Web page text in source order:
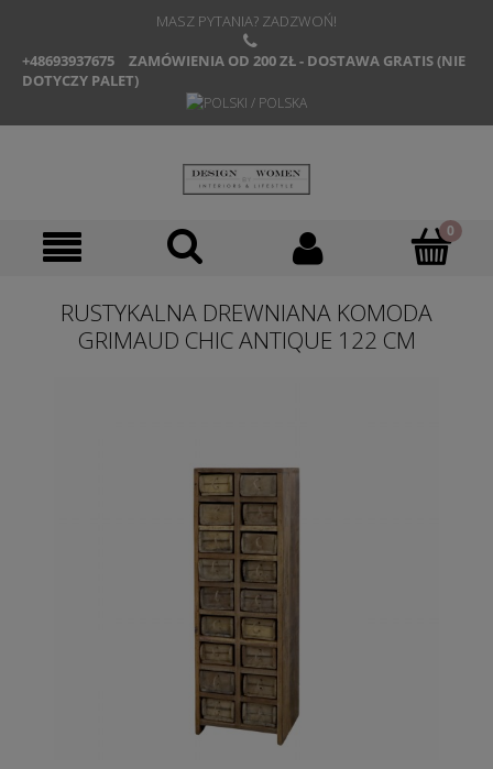
MASZ PYTANIA? ZADZWOŃ!
+48693937675
ZAMÓWIENIA OD 200 ZŁ - DOSTAWA GRATIS (NIE
DOTYCZY PALET)
RUSTYKALNA DREWNIANA KOMODA
GRIMAUD CHIC ANTIQUE 122 CM